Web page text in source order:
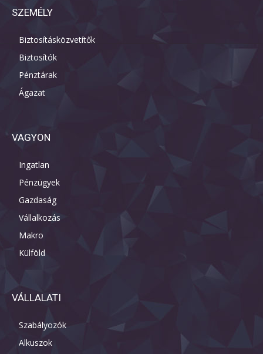
SZEMÉLY
Biztosításközvetítők
Biztosítók
Pénztárak
Ágazat
VAGYON
Ingatlan
Pénzügyek
Gazdaság
Vállalkozás
Makro
Külföld
VÁLLALATI
Szabályozók
Alkuszok